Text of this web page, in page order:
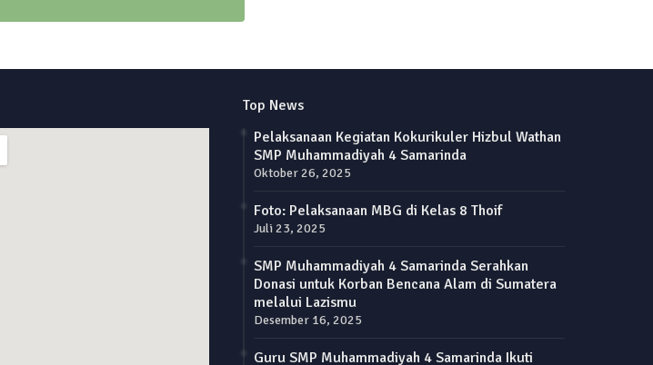
Top News
Pelaksanaan Kegiatan Kokurikuler Hizbul Wathan
SMP Muhammadiyah 4 Samarinda
Oktober 26, 2025
Foto: Pelaksanaan MBG di Kelas 8 Thoif
Juli 23, 2025
SMP Muhammadiyah 4 Samarinda Serahkan
Donasi untuk Korban Bencana Alam di Sumatera
melalui Lazismu
Desember 16, 2025
Guru SMP Muhammadiyah 4 Samarinda Ikuti